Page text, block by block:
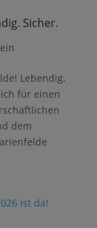
Sicher.
Lebendig.
für einen
dem